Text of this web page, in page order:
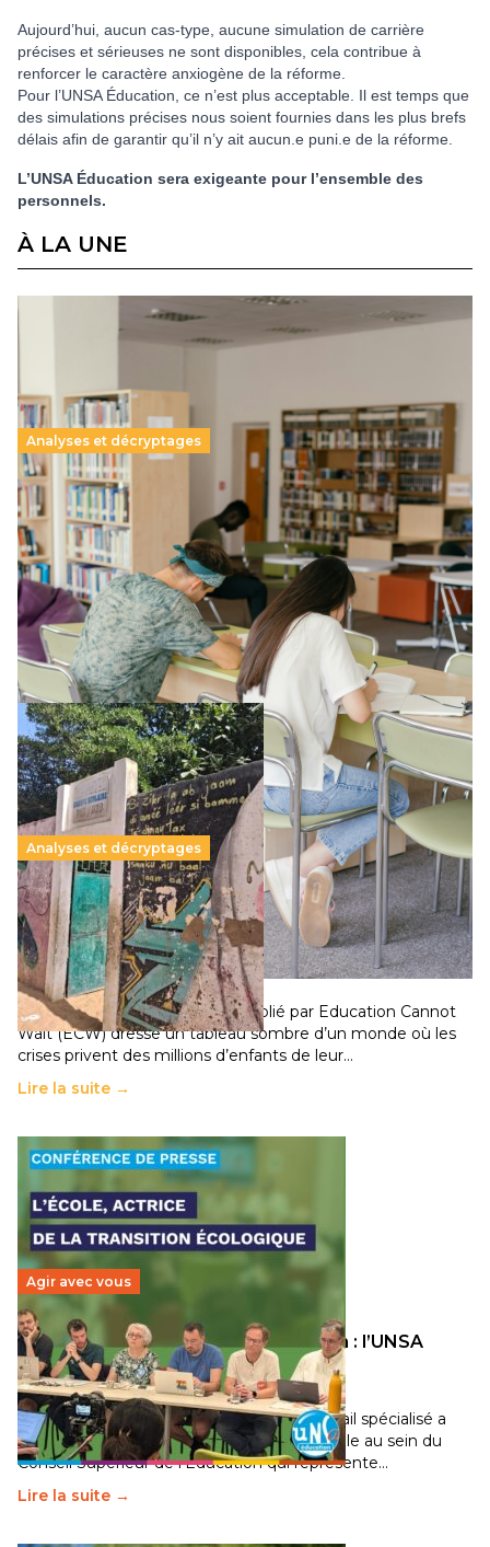
Aujourd’hui, aucun cas-type, aucune simulation de carrière
précises et sérieuses ne sont disponibles, cela contribue à
renforcer le caractère anxiogène de la réforme.
Pour l’UNSA Éducation, ce n’est plus acceptable. Il est temps que
des simulations précises nous soient fournies dans les plus brefs
délais afin de garantir qu’il n’y ait aucun.e puni.e de la réforme.
L’UNSA Éducation sera exigeante pour l’ensemble des
personnels.
À LA UNE
Analyses et décryptages
Supérieur privé : une dérive qui met à mal la
promesse républicaine
11 juillet 2026-
Le projet de loi sur la régulation de l’enseignement
supérieur privé met en lumière l’amplification d’un système
qui relègue l’acte pédagogique au superfétatoire, voire à…
Lire la suite →
Analyses et décryptages
258 millions d’enfants victimes de la guerre, des
chocs climatiques et des déplacements de
population
11 juillet 2026- National
Un nouveau rapport mondial publié par Education Cannot
Wait (ECW) dresse un tableau sombre d’un monde où les
crises privent des millions d’enfants de leur…
Lire la suite →
Agir avec vous
Transition écologique de l’éducation : l’UNSA
Éducation fait bouger les lignes
30 juin 2026-National
Pendant plusieurs mois, un groupe de travail spécialisé a
travaillé sur la transition écologique de l’Ecole au sein du
Conseil Supérieur de l’Éducation qui représente…
Lire la suite →